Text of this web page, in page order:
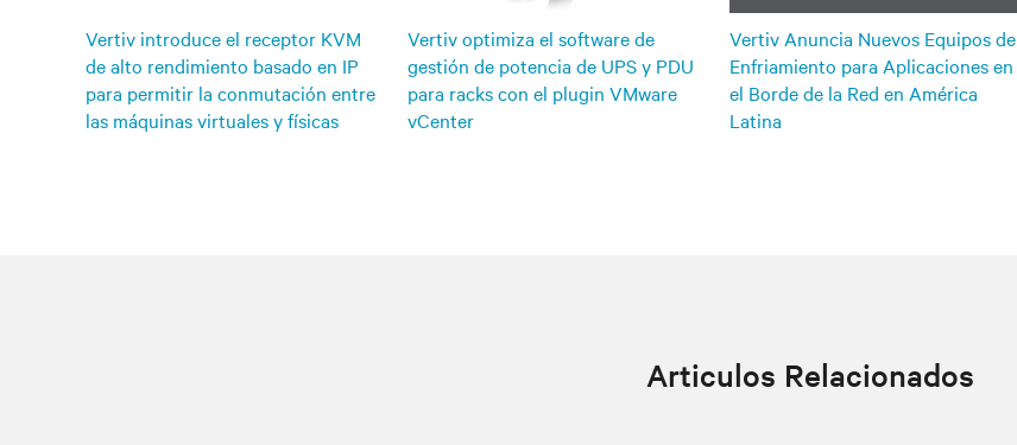
Vertiv introduce el receptor KVM
de alto rendimiento basado en IP
para permitir la conmutación entre
las máquinas virtuales y físicas
Vertiv optimiza el software de
gestión de potencia de UPS y PDU
para racks con el plugin VMware
vCenter
Vertiv Anuncia Nuevos Equipos de
Enfriamiento para Aplicaciones en
el Borde de la Red en América
Latina
Articulos Relacionados